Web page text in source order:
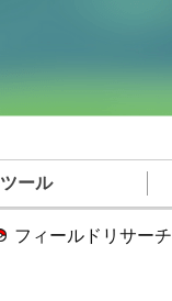
ツール
フィールドリサーチ